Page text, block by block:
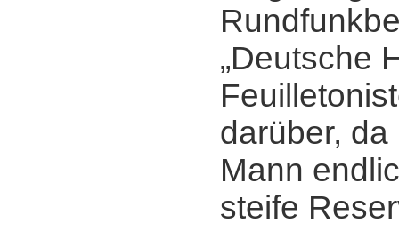
„Deutsche
darüber,
Mann
steife